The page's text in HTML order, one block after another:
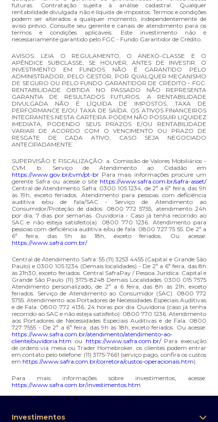
futuras. Contratação sujeita à análise cadastral. Qualquer
rentabilidade divulgada não é líquida de impostos. Termos e condições
podem ser alterados a qualquer momento, independentemente de
aviso prévio. Consulte seu gerente e canais de atendimento para os
termos e condições aplicáveis. Este investimento não é
necessariamente garantido pelo FGC - Fundo Garantidor de Crédito.
AVISOS: LEIA O REGULAMENTO, O ANEXO-CLASSE E O
APÊNDICE SUBCLASSE, SE HOUVER, ANTES DE INVESTIR. O
INVESTIMENTO EM FUNDOS NÃO É GARANTIDO PELO
ADMINISTRADOR, PELO GESTOR, POR QUALQUER MECANISMO
DE SEGURO OU PELO FUNDO GARANTIDOR DE CRÉDITO - FGC.
RENTABILIDADE OBTIDA NO PASSADO NÃO REPRESENTA
GARANTIA DE RESULTADOS FUTUROS. A RENTABILIDADE
DIVULGADA NÃO É LÍQUIDA DE IMPOSTOS, TAXA DE
PERFORMANCE E/OU TAXA DE SAÍDA. OS ATIVOS FINANCEIROS
INTEGRANTES NESTA CARTEIRA PODEM NÃO POSSUIR LIQUIDEZ
IMEDIATA, PODENDO SEUS PRAZOS E/OU RENTABILIDADE
VARIAR DE ACORDO COM O VENCIMENTO OU PRAZO DE
RESGATE DE CADA ATIVO, CASO SEJA NEGOCIADO
ANTECIPADAMENTE.
SUPERVISÃO E FISCALIZAÇÃO: a. Comissão de Valores Mobiliários -
CVM. b. Serviço de Atendimento ao Cidadão em
https://www.gov.br/cvm/pt-br Para mais informações procure um
gerente Safra ou acesse o site https://www.safra.com.br/safra-asset/
Central de Atendimento Safra: 0300 105 1234, de 2ª a 6ª feira, das 9h
às 19h, exceto feriados. Atendimento para pessoas com deficiência
auditiva e/ou de fala/SAC - Serviço de Atendimento ao
Consumidor/Proteção de dados: 0800 772 5755, atendimento 24h
por dia, 7 dias por semanas. Ouvidoria - Caso já tenha recorrido ao
SAC e não esteja satisfeito(a): 0800 770 1236. Atendimento para
pessoas com deficiência auditiva e/ou de fala: 0800 727 75 55. De 2ª a
6ª feira, das 9h às 18h, exceto feriados. Ou acesse:
https://www.safra.com.br/
Central de Atendimento Safra: 55 (11) 3253 4455 (Capital e Grande São
Paulo) e 0300 105 1234 (Demais localidades) - De 2ª a 6ª feira, das 8h
às 21h30, exceto feriados. Central SafraPay / Pessoa Jurídica: Capital e
Grande São Paulo (11) 3175-8248 Demais Localidades 0300 015 7575
Atendimento personalizado, de 2ª a 6 feira, das 8h às 21h, exceto
feriados. Serviço de Atendimento ao Consumidor (SAC): 0800 772
5755. Atendimento aos Portadores de Necessidades Especiais Auditivas
e de Fala: 0800 772 4136. 24 horas por dia Ouvidoria (caso já tenha
recorrido ao SAC e não esteja satisfeito): 0800 770 1236. Atendimento
aos Portadores de Necessidades Especiais Auditivas e de Fala: 0800
727 7555 - De 2ª a 6ª feira, das 9h às 18h, exceto feriados. Ou acesse:
https://www.safra.com.br/atendimento/atendimento-ao-
cliente/ouvidoria.htm ou https://www.safra.com.br/Para execução
de ordens via mesa ou Trader Homebroker, os clientes podem entrar
em contato pelo telefone: (11) 3175-7661 (serviço pago, confira os custos
em https://www.safra.com.br/corretora/custos-operacionais.htm).
Para mais informações sobre investimentos, acesse:
https://www.safra.com.br/investimentos.htm
Investimentos